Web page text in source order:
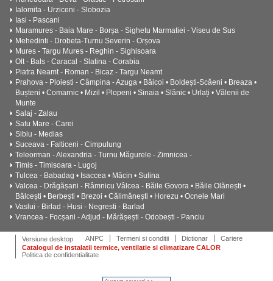
Ialomita - Urziceni - Slobozia
Iasi - Pascani
Maramures - Baia Mare - Borșa - Sighetu Marmatiei - Viseu de Sus
Mehedinti - Drobeta-Turnu Severin - Orșova
Mures - Targu Mures - Reghin - Sighisoara
Olt - Bals - Caracal - Slatina - Corabia
Piatra Neamt - Roman - Bicaz - Targu Neamt
Prahova - Ploiesti - Câmpina - Azuga • Băicoi • Boldești-Scăeni • Breaza •
Bușteni • Comarnic • Mizil • Plopeni • Sinaia • Slănic • Urlați • Vălenii de
Munte
Salaj - Zalau
Satu Mare - Carei
Sibiu - Medias
Suceava - Falticeni - Cimpulung
Teleorman - Alexandria - Turnu Măgurele - Zimnicea -
Timis - Timisoara - Lugoj
Tulcea - Babadag • Isaccea • Măcin • Sulina
Valcea - Drăgășani - Râmnicu Vâlcea - Băile Govora • Băile Olănești •
Bălcești • Berbești • Brezoi • Călimănești • Horezu • Ocnele Mari
Vaslui - Birlad - Husi - Negresti - Barlad
Vrancea - Focșani - Adjud - Mărășești - Odobești - Panciu
Versiune desktop ANPC Termeni si conditii Dictionar
Cariere
Catalogul de instalatii termice, ventilatie si climatizare CALOR
Politica de confidentialitate